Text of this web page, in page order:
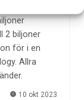
2 biljoner
för i en
Allra
10 okt 2023